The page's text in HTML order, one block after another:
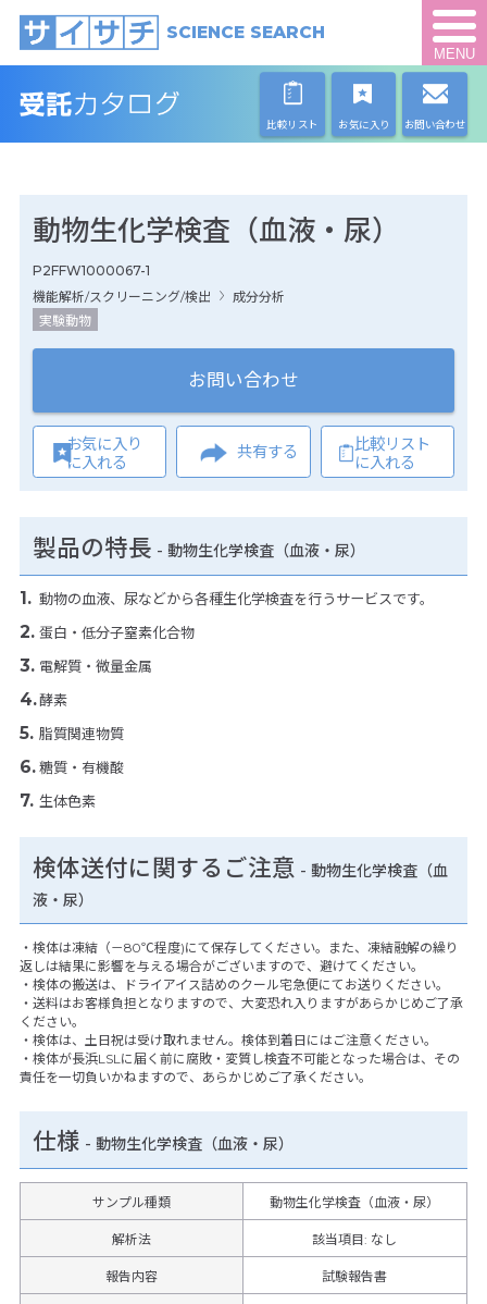
SCIENCE SEARCH
MENU
比較リスト お気に入り お問い合わせ
動物生化学検査（血液・尿）
P2FFW1000067-1
機能解析/スクリーニング/検出
成分分析
実験動物
お問い合わせ
お気に入り
に入れる
共有する
比較リスト
に入れる
製品の特長 - 動物生化学検査（血液・尿）
動物の血液、尿などから各種生化学検査を行うサービスです。
蛋白・低分子窒素化合物
電解質・微量金属
酵素
脂質関連物質
糖質・有機酸
生体色素
検体送付に関するご注意 - 動物生化学検査（血
液・尿）
・検体は凍結（－80℃程度)にて保存してください。また、凍結融解の繰り
返しは結果に影響を与える場合がございますので、避けてください。
・検体の搬送は、ドライアイス詰めのクール宅急便にてお送りください。
・送料はお客様負担となりますので、大変恐れ入りますがあらかじめご了承
ください。
・検体は、土日祝は受け取れません。検体到着日にはご注意ください。
・検体が長浜LSLに届く前に腐敗・変質し検査不可能となった場合は、その
責任を一切負いかねますので、あらかじめご了承ください。
仕様 - 動物生化学検査（血液・尿）
サンプル種類 動物生化学検査（血液・尿）
解析法 該当項目: なし
報告内容 試験報告書